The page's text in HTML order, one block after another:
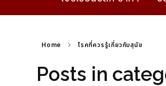
Home โรคที่ควรรู้เกี่ยวกับสุนัข
Posts in